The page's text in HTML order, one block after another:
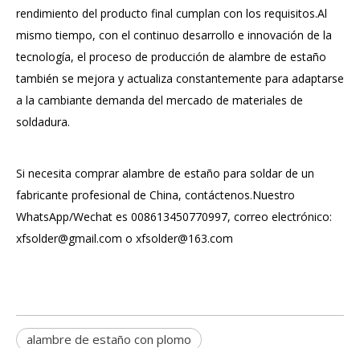
rendimiento del producto final cumplan con los requisitos.Al
mismo tiempo, con el continuo desarrollo e innovación de la
tecnología, el proceso de producción de alambre de estaño
también se mejora y actualiza constantemente para adaptarse
a la cambiante demanda del mercado de materiales de
soldadura.
Si necesita comprar alambre de estaño para soldar de un
fabricante profesional de China, contáctenos.Nuestro
WhatsApp/Wechat es 008613450770997, correo electrónico:
xfsolder@gmail.com o xfsolder@163.com
alambre de estaño con plomo